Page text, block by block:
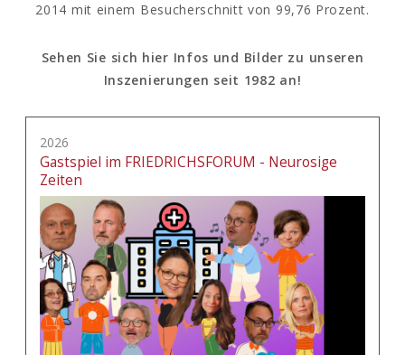
2014 mit einem Besucherschnitt von 99,76 Prozent.
Sehen Sie sich hier Infos und Bilder zu unseren
Inszenierungen seit 1982 an!
2026
Gastspiel im FRIEDRICHSFORUM - Neurosige
Zeiten